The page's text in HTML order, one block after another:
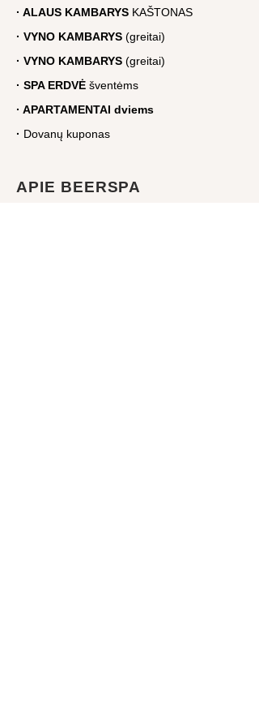
· ALAUS KAMBARYS KAŠTONAS
· VYNO KAMBARYS (greitai)
· VYNO KAMBARYS (greitai)
· SPA ERDVĖ šventėms
· APARTAMENTAI dviems
· Dovanų kuponas
APIE BEERSPA